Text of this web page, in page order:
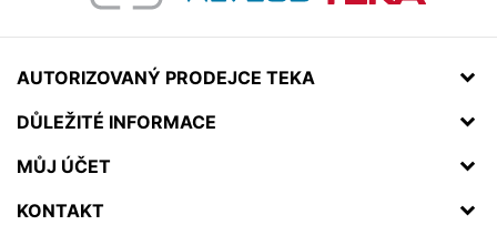
AUTORIZOVANÝ PRODEJCE TEKA
DŮLEŽITÉ INFORMACE
MŮJ ÚČET
KONTAKT